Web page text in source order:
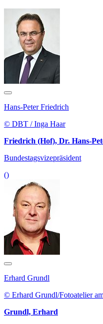
Hans-Peter Friedrich
© DBT / Inga Haar
Friedrich (Hof), Dr. Hans-
Bundestagsvizepräsident
()
Erhard Grundl
© Erhard Grundl/Fotoatelier
Grundl, Erhard